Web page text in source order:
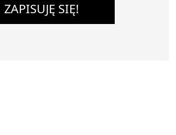
ZAPISUJĘ SIĘ!